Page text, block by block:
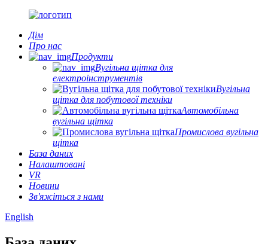
Дім
Про нас
Продукти
Вугільна щітка для
електроінструментів
Вугільна
щітка для побутової техніки
Автомобільна
вугільна щітка
Промислова вугільна
щітка
База даних
Налаштовані
VR
Новини
Зв'яжіться з нами
English